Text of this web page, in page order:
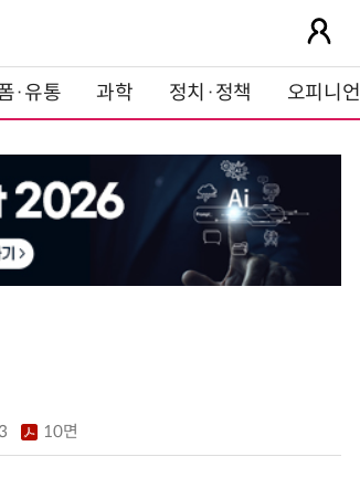
·유통 과학 정치·정책 오피니언
10면